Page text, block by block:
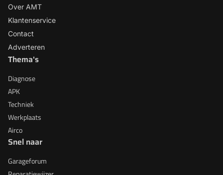
Over AMT
Klantenservice
Contact
Adverteren
Thema's
Diagnose
APK
Techniek
Werkplaats
Airco
Snel naar
Garageforum